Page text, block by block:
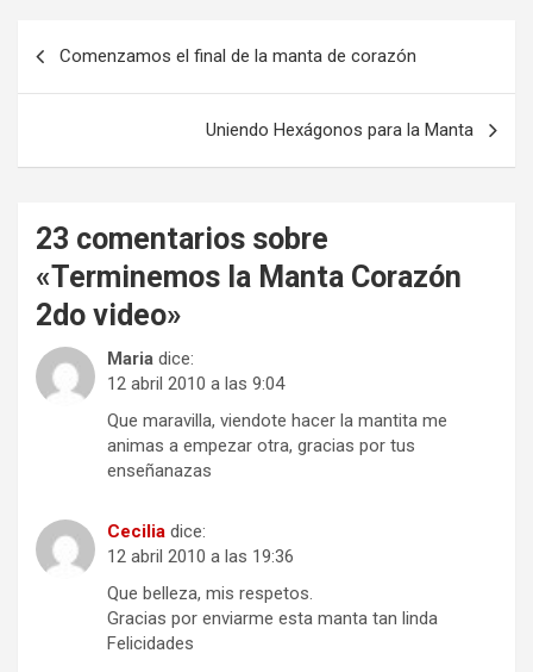
Comenzamos el final de la manta de corazón
Uniendo Hexágonos para la Manta
23 comentarios sobre
«Terminemos la Manta Corazón
2do video»
Maria dice:
12 abril 2010 a las 9:04
Que maravilla, viendote hacer la mantita me
animas a empezar otra, gracias por tus
enseñanazas
Cecilia dice:
12 abril 2010 a las 19:36
Que belleza, mis respetos.
Gracias por enviarme esta manta tan linda
Felicidades